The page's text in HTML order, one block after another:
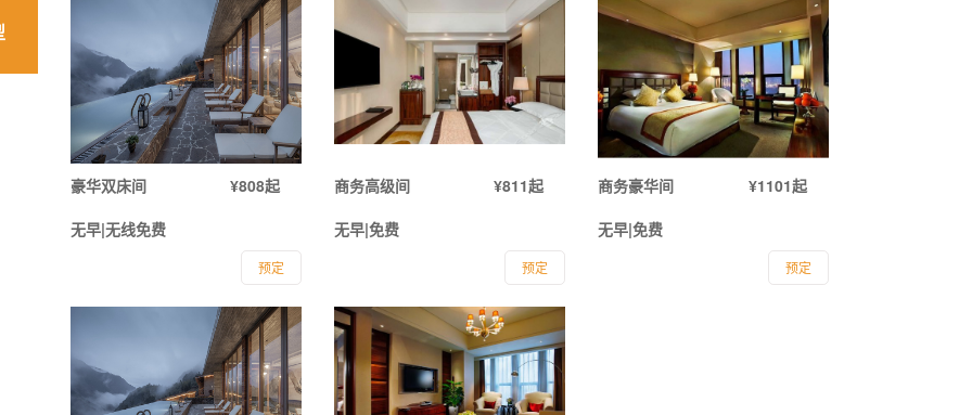
豪华双床间
¥808起
无早|无线免费
预定
商务高级间
¥811起
无早|免费
预定
商务豪华间
¥1101起
无早|免费
预定